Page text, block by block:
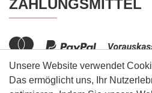
ZAHLUNGSMITTEL
Unsere Website verwendet
Das ermöglicht uns, Ihr